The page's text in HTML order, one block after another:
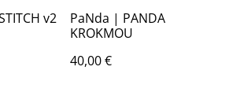
PaNda | PANDA STITCH v2
PaNda | PANDA
KROKMOU
40,00 €